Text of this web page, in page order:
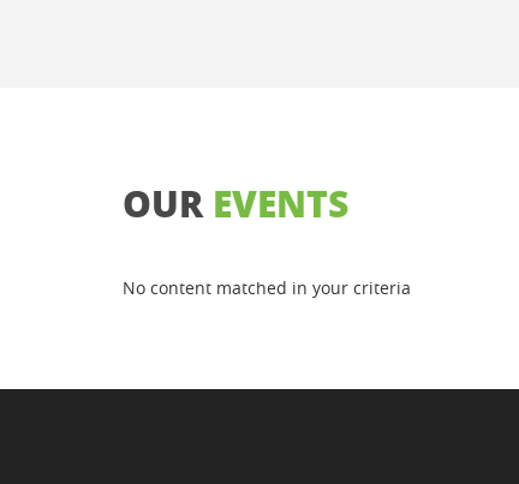
OUR EVENTS
No content matched in your criteria